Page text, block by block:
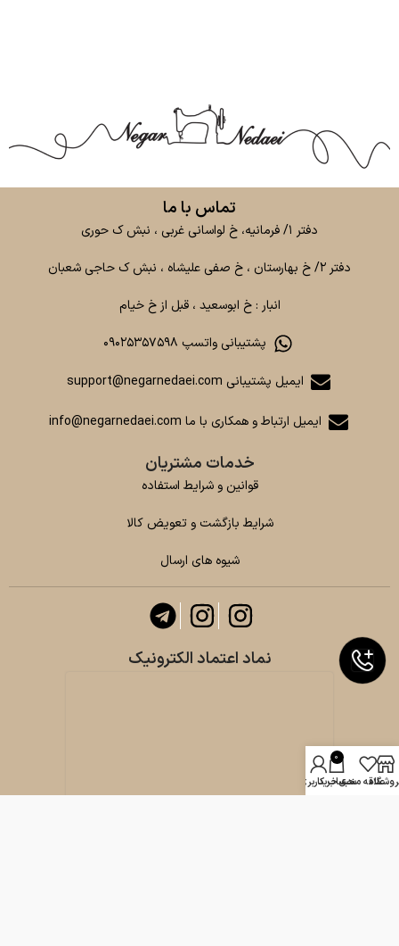
تماس با ما
دفتر ۱/ فرمانیه، خ لواسانی غربی ، نبش ک حوری
دفتر ۲/ خ بهارستان ، خ صفی علیشاه ، نبش ک حاجی شعبان
انبار : خ ابوسعید ، قبل از خ خیام
پشتیبانی واتسپ ۰۹۰۲۵۳۵۷۵۹۸
ایمیل پشتیبانی support@negarnedaei.com
ایمیل ارتباط و همکاری با ما info@negarnedaei.com
خدمات مشتریان
قوانین و شرایط استفاده
شرایط بازگشت و تعویض کالا
شیوه های ارسال
نماد اعتماد الکترونیک
علاقه مندی
0
سبد خرید
حساب کاربری من